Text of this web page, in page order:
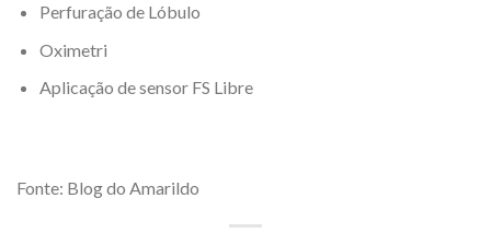
Perfuração de Lóbulo
Oximetri
Aplicação de sensor FS Libre
Fonte: Blog do Amarildo